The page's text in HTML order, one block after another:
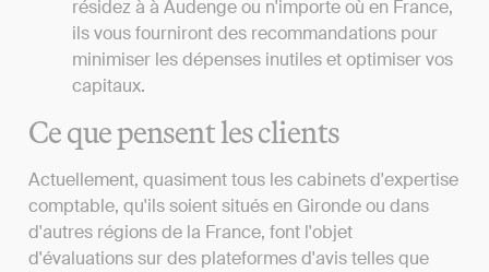
résidez à à Audenge ou n'importe où en France,
ils vous fourniront des recommandations pour
minimiser les dépenses inutiles et optimiser vos
capitaux.
Ce que pensent les clients
Actuellement, quasiment tous les cabinets d'expertise
comptable, qu'ils soient situés en Gironde ou dans
d'autres régions de la France, font l'objet
d'évaluations sur des plateformes d'avis telles que